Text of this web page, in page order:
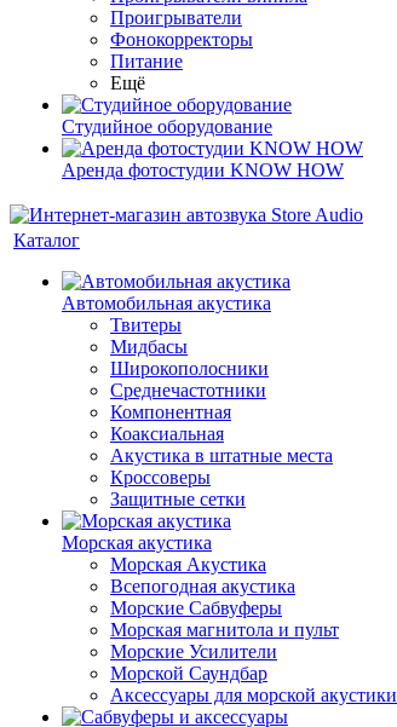
Проигрыватели
Фонокорректоры
Питание
Ещё
Студийное оборудование
Аренда фотостудии KNOW HOW
Каталог
Автомобильная акустика
Твитеры
Мидбасы
Широкополосники
Среднечастотники
Компонентная
Коаксиальная
Акустика в штатные места
Кроссоверы
Защитные сетки
Морская акустика
Морская Акустика
Всепогодная акустика
Морские Сабвуферы
Морская магнитола и пульт
Морские Усилители
Морской Cаундбар
Аксессуары для морской акустики